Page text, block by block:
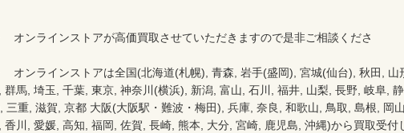
　オンラインストアが高価買取させていただきますので是非ご相談くださ
　オンラインストアは全国(北海道(札幌), 青森, 岩手(盛岡), 宮城(仙台), 秋田, 山
群馬, 埼玉, 千葉, 東京, 神奈川(横浜), 新潟, 富山, 石川, 福井, 山梨, 長野, 岐阜, 静
三重, 滋賀, 京都 大阪(大阪駅・難波・梅田), 兵庫, 奈良, 和歌山, 鳥取, 島根, 岡
香川, 愛媛, 高知, 福岡, 佐賀, 長崎, 熊本, 大分, 宮崎, 鹿児島, 沖縄)から買取受付